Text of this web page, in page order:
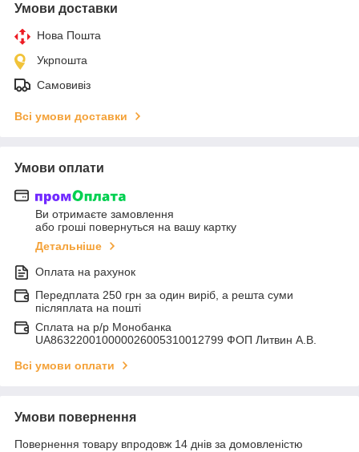
Умови доставки
Нова Пошта
Укрпошта
Самовивіз
Всі умови доставки
Умови оплати
Ви отримаєте замовлення
або гроші повернуться на вашу картку
Детальніше
Оплата на рахунок
Передплата 250 грн за один виріб, а решта суми
післяплата на пошті
Сплата на р/р Монобанка
UA863220010000026005310012799 ФОП Литвин А.В.
Всі умови оплати
Умови повернення
Повернення товару впродовж 14 днів за домовленістю